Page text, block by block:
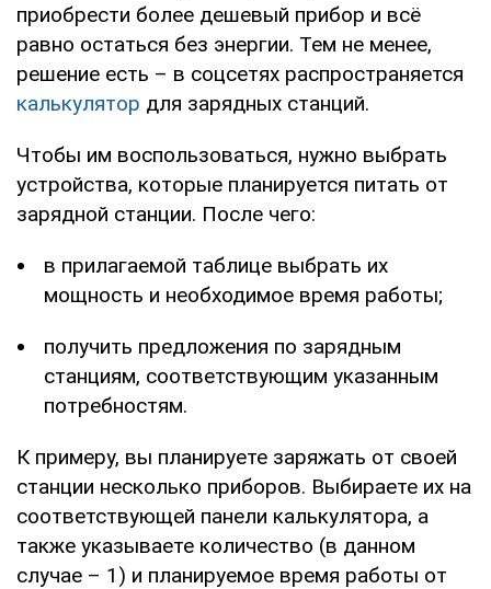
приобрести более дешевый прибор и всё
равно остаться без энергии. Тем не менее,
решение есть – в соцсетях распространяется
калькулятор для зарядных станций.
Чтобы им воспользоваться, нужно выбрать
устройства, которые планируется питать от
зарядной станции. После чего:
в прилагаемой таблице выбрать их
мощность и необходимое время работы;
получить предложения по зарядным
станциям, соответствующим указанным
потребностям.
К примеру, вы планируете заряжать от своей
станции несколько приборов. Выбираете их на
соответствующей панели калькулятора, а
также указываете количество (в данном
случае – 1) и планируемое время работы от